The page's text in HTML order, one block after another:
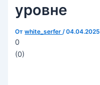
уровне
Отwhite_serfer/04.04.2025
0
(0)